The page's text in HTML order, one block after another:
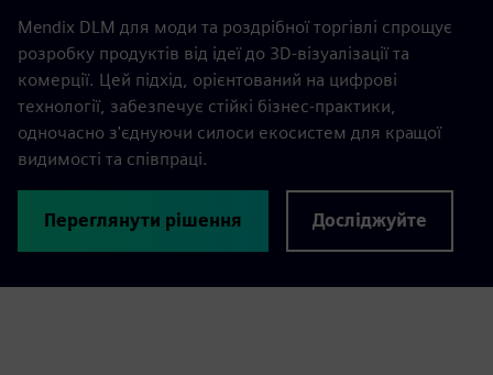
Mendix DLM для моди та роздрібної торгівлі спрощує
розробку продуктів від ідеї до 3D-візуалізації та
комерції. Цей підхід, орієнтований на цифрові
технології, забезпечує стійкі бізнес-практики,
одночасно з'єднуючи силоси екосистем для кращої
видимості та співпраці.
Переглянути рішення Досліджуйте